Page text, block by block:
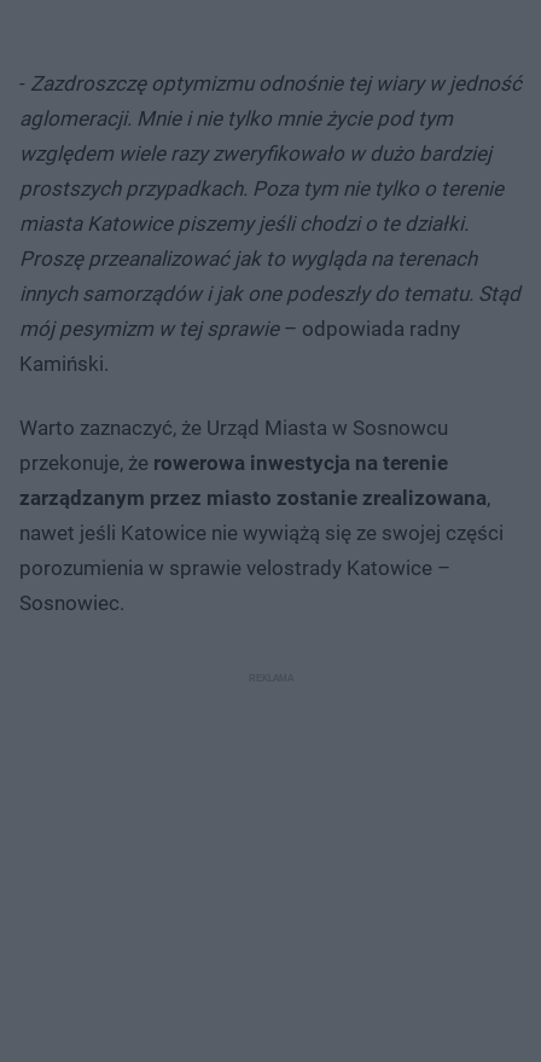
- Zazdroszczę optymizmu odnośnie tej wiary w jedność
aglomeracji. Mnie i nie tylko mnie życie pod tym
względem wiele razy zweryfikowało w dużo bardziej
prostszych przypadkach. Poza tym nie tylko o terenie
miasta Katowice piszemy jeśli chodzi o te działki.
Proszę przeanalizować jak to wygląda na terenach
innych samorządów i jak one podeszły do tematu. Stąd
mój pesymizm w tej sprawie– odpowiada radny
Kamiński.
Warto zaznaczyć, że Urząd Miasta w Sosnowcu
przekonuje, że rowerowa inwestycja na terenie
zarządzanym przez miasto zostanie zrealizowana,
nawet jeśli Katowice nie wywiążą się ze swojej części
porozumienia w sprawie velostrady Katowice –
Sosnowiec.